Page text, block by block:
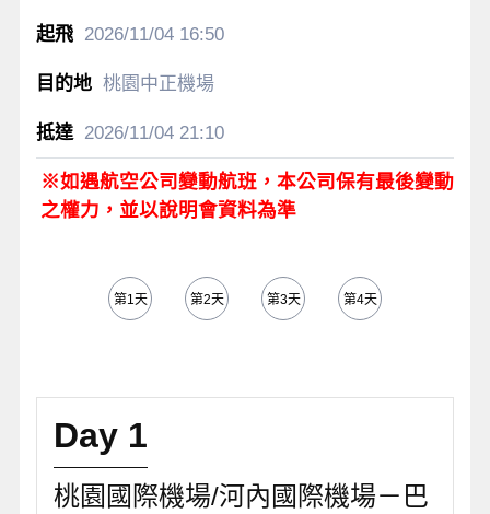
2026/11/0416:50
桃園中正機場
2026/11/0421:10
※如遇航空公司變動航班，本公司保有最後變動
之權力，並以說明會資料為準
第1天 第2天 第3天 第4天
Day 1
桃園國際機場/河內國際機場－巴